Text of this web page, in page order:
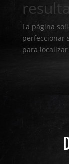
La página
perfeccionar
para